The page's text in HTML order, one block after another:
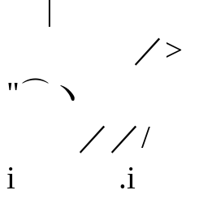
|
／
"⌒
／
i .i